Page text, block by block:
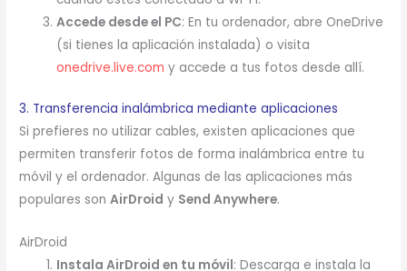
Accede desde el PC: En tu ordenador, abre OneDrive
(si tienes la aplicación instalada) o visita
onedrive.live.com y accede a tus fotos desde allí.
3. Transferencia inalámbrica mediante aplicaciones
Si prefieres no utilizar cables, existen aplicaciones que
permiten transferir fotos de forma inalámbrica entre tu
móvil y el ordenador. Algunas de las aplicaciones más
populares sonAirDroid y Send Anywhere.
AirDroid
Instala AirDroid en tu móvil: Descarga e instala la